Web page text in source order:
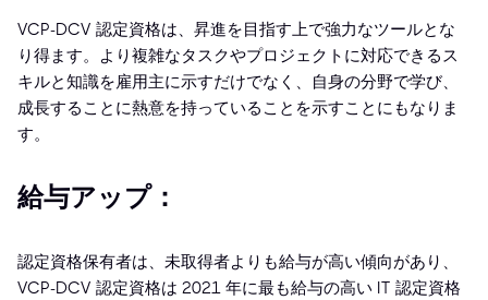
VCP-DCV 認定資格は、昇進を目指す上で強力なツールとな
り得ます。より複雑なタスクやプロジェクトに対応できるス
キルと知識を雇用主に示すだけでなく、自身の分野で学び、
成長することに熱意を持っていることを示すことにもなりま
す。
給与アップ：
認定資格保有者は、未取得者よりも給与が高い傾向があり、
VCP-DCV 認定資格は 2021 年に最も給与の高い IT 認定資格